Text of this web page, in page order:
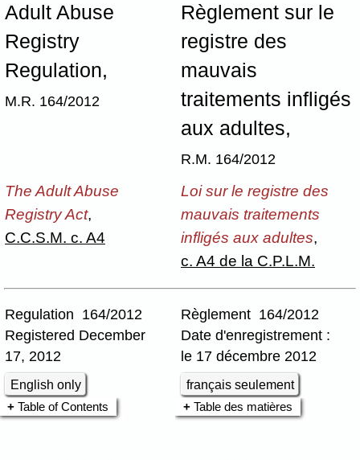
Adult Abuse
Registry
Regulation,
M.R. 164/2012
Règlement sur le
registre des
mauvais
traitements infligés
aux adultes,
R.M. 164/2012
The Adult Abuse
Registry Act,
C.C.S.M. c. A4
Loi sur le registre des
mauvais traitements
infligés aux adultes,
c. A4 de la C.P.L.M.
Regulation 164/2012
Registered December
17, 2012
English only
Règlement 164/2012
Date d'enregistrement :
le 17 décembre 2012
français seulement
Table of Contents
Table des matières